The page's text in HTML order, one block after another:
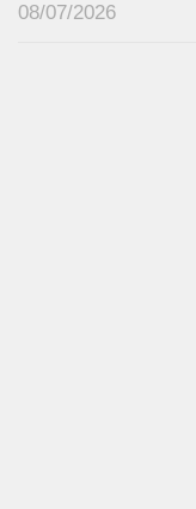
08/07/2026